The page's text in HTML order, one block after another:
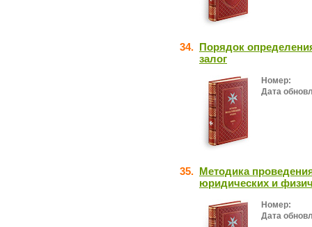
34. Порядок
залог
Номер:
Дата
35. Методика
юридических и
Номер:
Дата